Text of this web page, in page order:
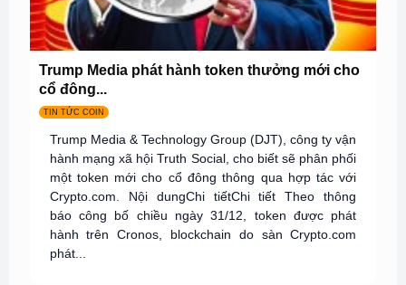
Trump Media phát hành token thưởng mới cho
cổ đông...
TIN TỨC COIN
Trump Media & Technology Group (DJT), công ty vận
hành mạng xã hội Truth Social, cho biết sẽ phân phối
một token mới cho cổ đông thông qua hợp tác với
Crypto.com. Nội dungChi tiếtChi tiết Theo thông
báo công bố chiều ngày 31/12, token được phát
hành trên Cronos, blockchain do sàn Crypto.com
phát...